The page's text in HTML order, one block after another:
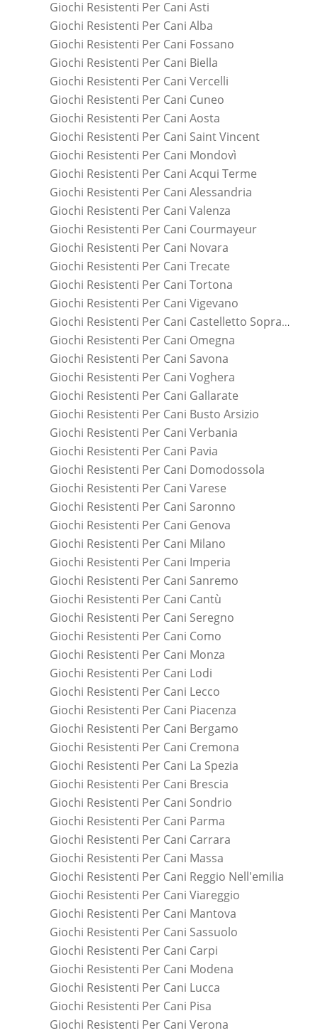
Giochi Resistenti Per Cani Asti
Giochi Resistenti Per Cani Alba
Giochi Resistenti Per Cani Fossano
Giochi Resistenti Per Cani Biella
Giochi Resistenti Per Cani Vercelli
Giochi Resistenti Per Cani Cuneo
Giochi Resistenti Per Cani Aosta
Giochi Resistenti Per Cani Saint Vincent
Giochi Resistenti Per Cani Mondovì
Giochi Resistenti Per Cani Acqui Terme
Giochi Resistenti Per Cani Alessandria
Giochi Resistenti Per Cani Valenza
Giochi Resistenti Per Cani Courmayeur
Giochi Resistenti Per Cani Novara
Giochi Resistenti Per Cani Trecate
Giochi Resistenti Per Cani Tortona
Giochi Resistenti Per Cani Vigevano
Giochi Resistenti Per Cani Castelletto Sopra Ticino
Giochi Resistenti Per Cani Omegna
Giochi Resistenti Per Cani Savona
Giochi Resistenti Per Cani Voghera
Giochi Resistenti Per Cani Gallarate
Giochi Resistenti Per Cani Busto Arsizio
Giochi Resistenti Per Cani Verbania
Giochi Resistenti Per Cani Pavia
Giochi Resistenti Per Cani Domodossola
Giochi Resistenti Per Cani Varese
Giochi Resistenti Per Cani Saronno
Giochi Resistenti Per Cani Genova
Giochi Resistenti Per Cani Milano
Giochi Resistenti Per Cani Imperia
Giochi Resistenti Per Cani Sanremo
Giochi Resistenti Per Cani Cantù
Giochi Resistenti Per Cani Seregno
Giochi Resistenti Per Cani Como
Giochi Resistenti Per Cani Monza
Giochi Resistenti Per Cani Lodi
Giochi Resistenti Per Cani Lecco
Giochi Resistenti Per Cani Piacenza
Giochi Resistenti Per Cani Bergamo
Giochi Resistenti Per Cani Cremona
Giochi Resistenti Per Cani La Spezia
Giochi Resistenti Per Cani Brescia
Giochi Resistenti Per Cani Sondrio
Giochi Resistenti Per Cani Parma
Giochi Resistenti Per Cani Carrara
Giochi Resistenti Per Cani Massa
Giochi Resistenti Per Cani Reggio Nell'emilia
Giochi Resistenti Per Cani Viareggio
Giochi Resistenti Per Cani Mantova
Giochi Resistenti Per Cani Sassuolo
Giochi Resistenti Per Cani Carpi
Giochi Resistenti Per Cani Modena
Giochi Resistenti Per Cani Lucca
Giochi Resistenti Per Cani Pisa
Giochi Resistenti Per Cani Verona